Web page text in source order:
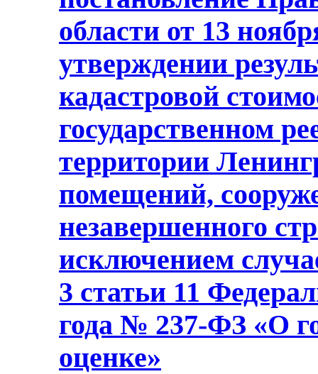
области от 13
утверждении
кадастровой
государственном
территории
помещений,
незавершенного
исключением
3 статьи 11
года № 237-ФЗ «О
оценке»